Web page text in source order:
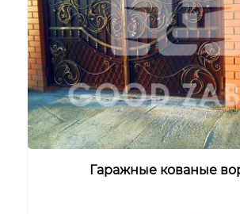
Гаражные кованые